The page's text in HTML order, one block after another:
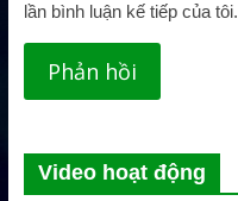
lần bình luận kế tiếp của tôi.
Video hoạt động